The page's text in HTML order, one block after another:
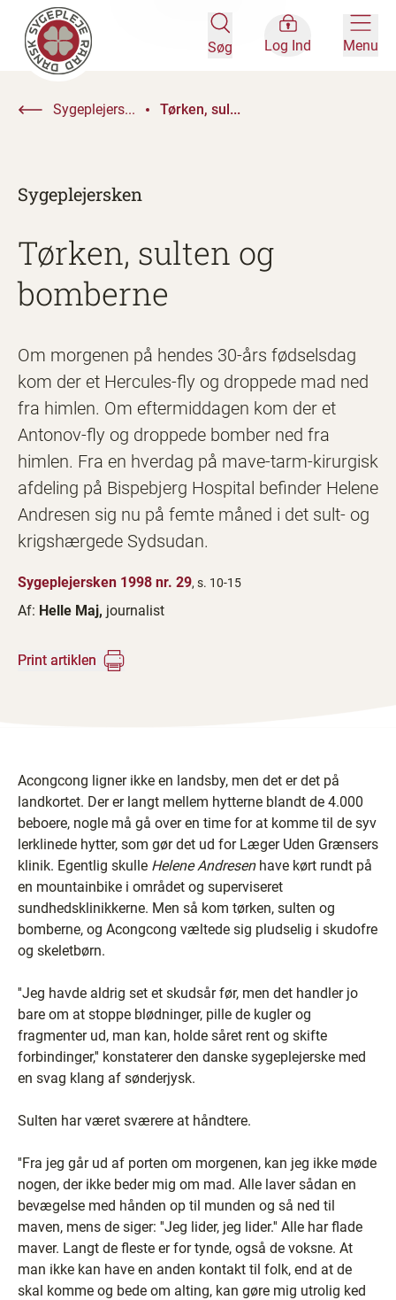
Søg Log Ind Menu
Sygeplejers... Tørken, sul...
Sygeplejersken
Tørken, sulten og
bomberne
Om morgenen på hendes 30-års fødselsdag
kom der et Hercules-fly og droppede mad ned
fra himlen. Om eftermiddagen kom der et
Antonov-fly og droppede bomber ned fra
himlen. Fra en hverdag på mave-tarm-kirurgisk
afdeling på Bispebjerg Hospital befinder Helene
Andresen sig nu på femte måned i det sult- og
krigshærgede Sydsudan.
Sygeplejersken 1998 nr. 29, s. 10-15
Af: Helle Maj, journalist
Print artiklen
Acongcong ligner ikke en landsby, men det er det på
landkortet. Der er langt mellem hytterne blandt de 4.000
beboere, nogle må gå over en time for at komme til de syv
lerklinede hytter, som gør det ud for Læger Uden Grænsers
klinik. Egentlig skulle Helene Andresen have kørt rundt på
en mountainbike i området og superviseret
sundhedsklinikkerne. Men så kom tørken, sulten og
bomberne, og Acongcong væltede sig pludselig i skudofre
og skeletbørn.
''Jeg havde aldrig set et skudsår før, men det handler jo
bare om at stoppe blødninger, pille de kugler og
fragmenter ud, man kan, holde såret rent og skifte
forbindinger,'' konstaterer den danske sygeplejerske med
en svag klang af sønderjysk.
Sulten har været sværere at håndtere.
''Fra jeg går ud af porten om morgenen, kan jeg ikke møde
nogen, der ikke beder mig om mad. Alle laver sådan en
bevægelse med hånden op til munden og så ned til
maven, mens de siger: ''Jeg lider, jeg lider.'' Alle har flade
maver. Langt de fleste er for tynde, også de voksne. At
man ikke kan have en anden kontakt til folk, end at de
skal komme og bede om alting, kan gøre mig utrolig ked